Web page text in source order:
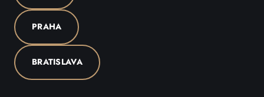
PRAHA
BRATISLAVA